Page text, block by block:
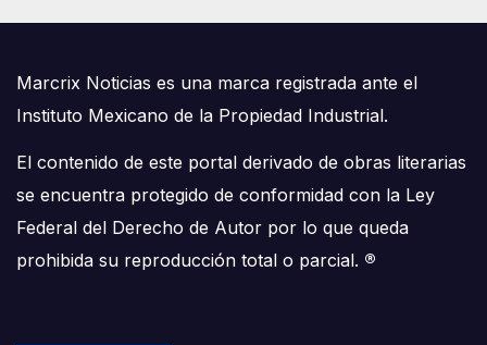
Marcrix Noticias es una marca registrada ante el
Instituto Mexicano de la Propiedad Industrial.
El contenido de este portal derivado de obras literarias
se encuentra protegido de conformidad con la Ley
Federal del Derecho de Autor por lo que queda
prohibida su reproducción total o parcial. ®